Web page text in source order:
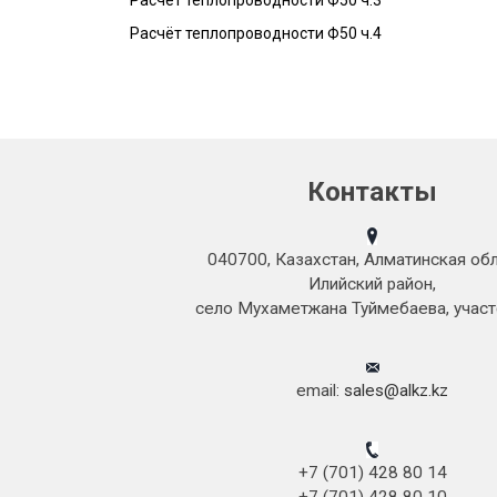
Расчёт теплопроводности Ф50 ч.4
Контакты
040700, Казахстан, Алматинская
Илийский район,
село Мухаметжана Туймебаева,
email:sales@alkz.kz
+7 (701) 428 80 14